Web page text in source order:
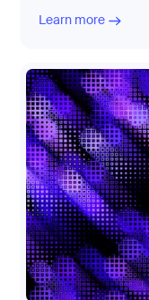
Learn more
Learn more